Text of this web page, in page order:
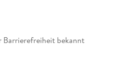
Barrierefreiheit bekannt